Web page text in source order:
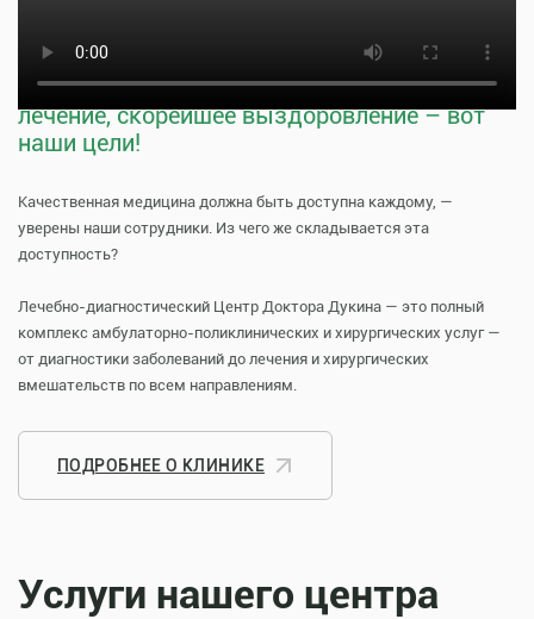
Тщательная профилактика, качественное
лечение, скорейшее выздоровление – вот
наши цели!
Качественная медицина должна быть доступна каждому, —
уверены наши сотрудники. Из чего же складывается эта
доступность?
Лечебно-диагностический Центр Доктора Дукина — это полный
комплекс амбулаторно-поликлинических и хирургических услуг —
от диагностики заболеваний до лечения и хирургических
вмешательств по всем направлениям.
ПОДРОБНЕЕ О КЛИНИКЕ
Услуги нашего центра